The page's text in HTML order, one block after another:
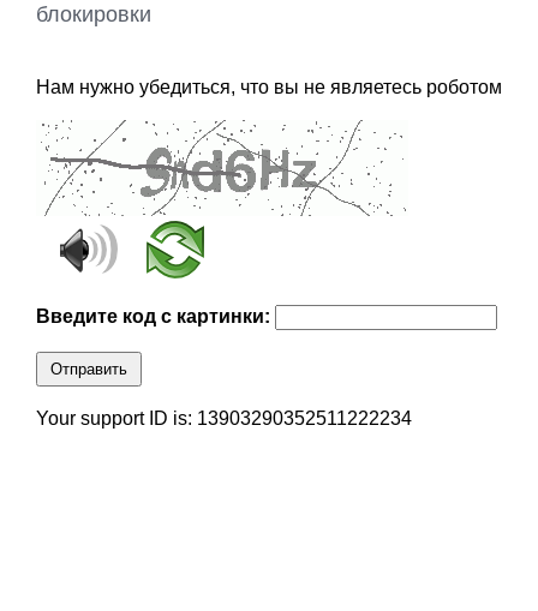
блокировки
Нам нужно убедиться, что вы не являетесь роботом
Введите код с картинки:
Отправить
Your support ID is: 13903290352511222234